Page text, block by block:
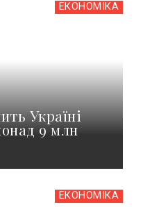
ЕКОНОМІКА
Україні
9 млн
ЕКОНОМІКА